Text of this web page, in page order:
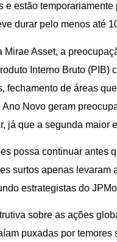
e estão
durar pelo menos até
Asset, a
Interno Bruto (PIB)
fechamento de áreas
Novo geram
já que a segunda maior
possa continuar antes
surtos apenas levaram
estrategistas do
sobre as ações
puxadas por